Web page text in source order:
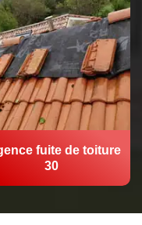
fuite de toiture
30